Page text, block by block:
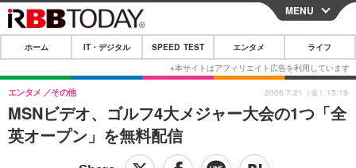
CLOSE
ホーム
IT・デジタル
IT・デジタルTOP スマートフォン
SPEED TEST
MENU
ホーム IT・デジタル SPEED TEST エンタメ ライフ
MSNビデオ、ゴルフ4大メジャー大会の1つ「全
英オープン」を無料配信
エンタメ その他 2006.7.21（金）15:19